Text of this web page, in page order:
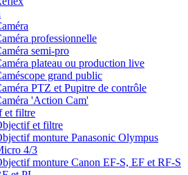
professionnelle
semi-pro
plateau ou production live
grand public
PTZ et Pupitre de contrôle
'Action Cam'
et filtre
et filtre
monture Panasonic Olympus
4/3
monture Canon EF-S, EF et RF-S